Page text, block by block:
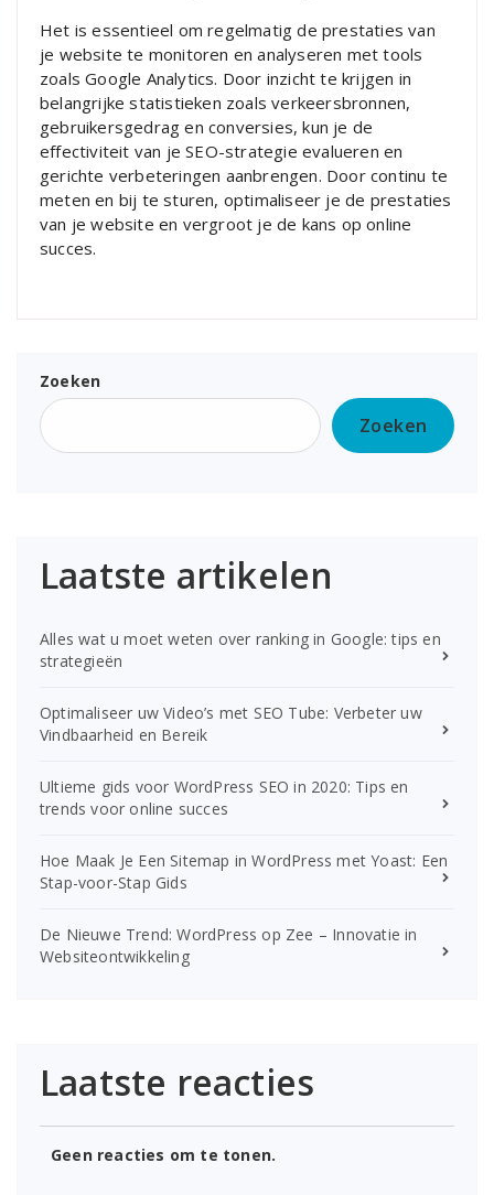
Het is essentieel om regelmatig de prestaties van
je website te monitoren en analyseren met tools
zoals Google Analytics. Door inzicht te krijgen in
belangrijke statistieken zoals verkeersbronnen,
gebruikersgedrag en conversies, kun je de
effectiviteit van je SEO-strategie evalueren en
gerichte verbeteringen aanbrengen. Door continu te
meten en bij te sturen, optimaliseer je de prestaties
van je website en vergroot je de kans op online
succes.
Zoeken
Zoeken
Laatste artikelen
Alles wat u moet weten over ranking in Google: tips en
strategieën
Optimaliseer uw Video’s met SEO Tube: Verbeter uw
Vindbaarheid en Bereik
Ultieme gids voor WordPress SEO in 2020: Tips en
trends voor online succes
Hoe Maak Je Een Sitemap in WordPress met Yoast: Een
Stap-voor-Stap Gids
De Nieuwe Trend: WordPress op Zee – Innovatie in
Websiteontwikkeling
Laatste reacties
Geen reacties om te tonen.